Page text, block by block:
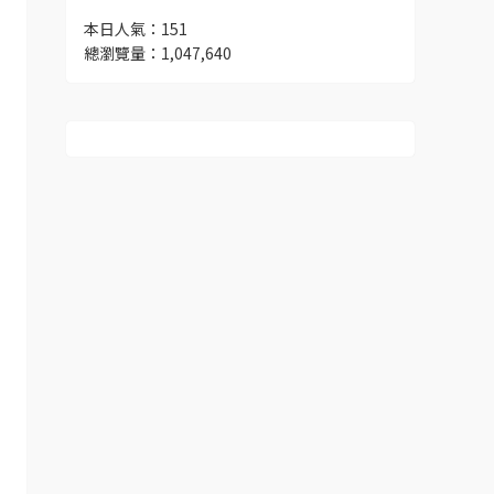
本日人氣：151
總瀏覽量：1,047,640